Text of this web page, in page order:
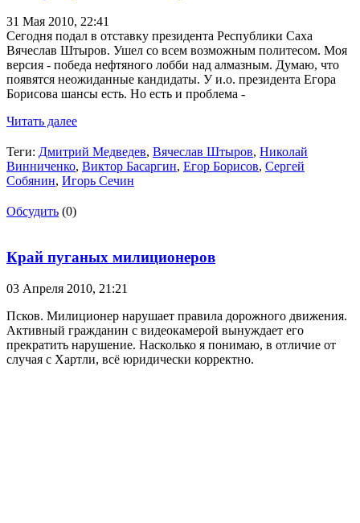
31 Мая 2010, 22:41
Сегодня подал в отставку президента Республики Саха
Вячеслав Штыров. Ушел со всем возможным политесом. Моя
версия - победа нефтяного лобби над алмазным. Думаю, что
появятся неожиданные кандидаты. У и.о. президента Егора
Борисова шансы есть. Но есть и проблема -
Читать далее
Теги: Дмитрий Медведев, Вячеслав Штыров, Николай
Винниченко, Виктор Басаргин, Егор Борисов, Сергей
Собянин, Игорь Сечин
Обсудить (0)
Край пуганых милиционеров
03 Апреля 2010, 21:21
Псков. Милиционер нарушает правила дорожного движения.
Активный гражданин с видеокамерой вынуждает его
прекратить нарушение. Насколько я понимаю, в отличие от
случая с Хартли, всё юридически корректно.